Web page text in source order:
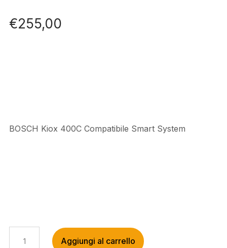
€255,00
BOSCH Kiox 400C Compatibile Smart System
KIOX
Aggiungi al carrello